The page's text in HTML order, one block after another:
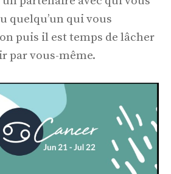
quelqu’un qui vous
puis il est temps de lâcher
par vous-même.